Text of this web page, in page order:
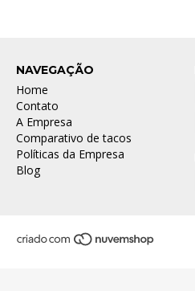
NAVEGAÇÃO
Home
Contato
A Empresa
Comparativo de tacos
Políticas da Empresa
Blog